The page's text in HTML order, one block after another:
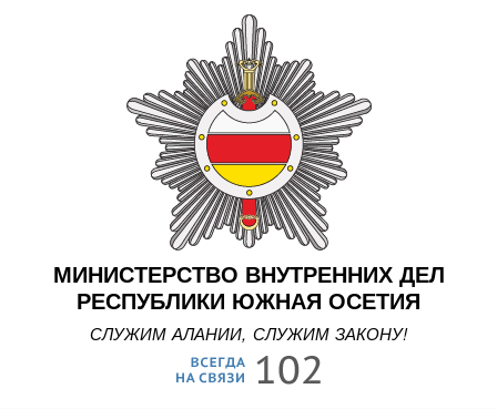
Перейти
к
основному
содержанию
МИНИСТЕРСТВО ВНУТРЕННИХ ДЕЛ
РЕСПУБЛИКИ ЮЖНАЯ ОСЕТИЯ
СЛУЖИМ АЛАНИИ, СЛУЖИМ ЗАКОНУ!